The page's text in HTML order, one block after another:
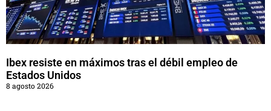
Ibex resiste en máximos tras el débil empleo de
Estados Unidos
8 agosto 2026